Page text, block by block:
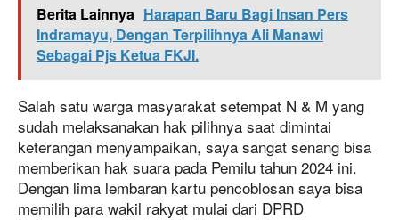
Berita Lainnya Harapan Baru Bagi Insan Pers
Indramayu, Dengan Terpilihnya Ali Manawi
Sebagai Pjs Ketua FKJI.
Salah satu warga masyarakat setempat N & M yang
sudah melaksanakan hak pilihnya saat dimintai
keterangan menyampaikan, saya sangat senang bisa
memberikan hak suara pada Pemilu tahun 2024 ini.
Dengan lima lembaran kartu pencoblosan saya bisa
memilih para wakil rakyat mulai dari DPRD